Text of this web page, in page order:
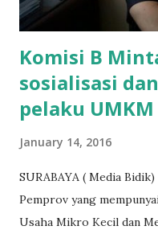
terakh...
Komisi B
sosialisasi
pelaku UMKM
January 14, 2016
SURABAYA ( Media
Pemprov yang
Usaha Mikro Kecil dan